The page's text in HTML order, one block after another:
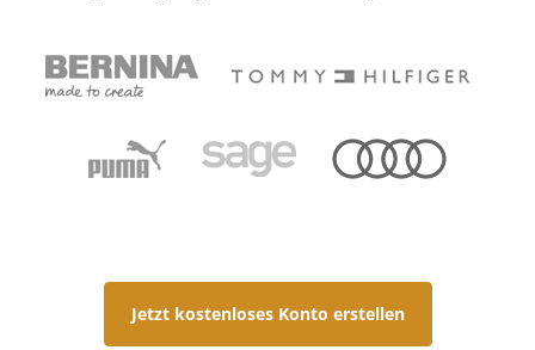
Jetzt kostenloses Konto erstellen